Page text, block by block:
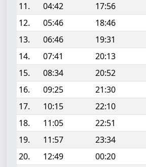
11.
04:42 17:56
12.
05:46 18:46
13.
06:46 19:31
14.
07:41 20:13
15.
08:34 20:52
16.
09:25 21:30
17.
10:15 22:10
18.
11:05 22:51
19.
11:57 23:34
20.
12:49 00:20